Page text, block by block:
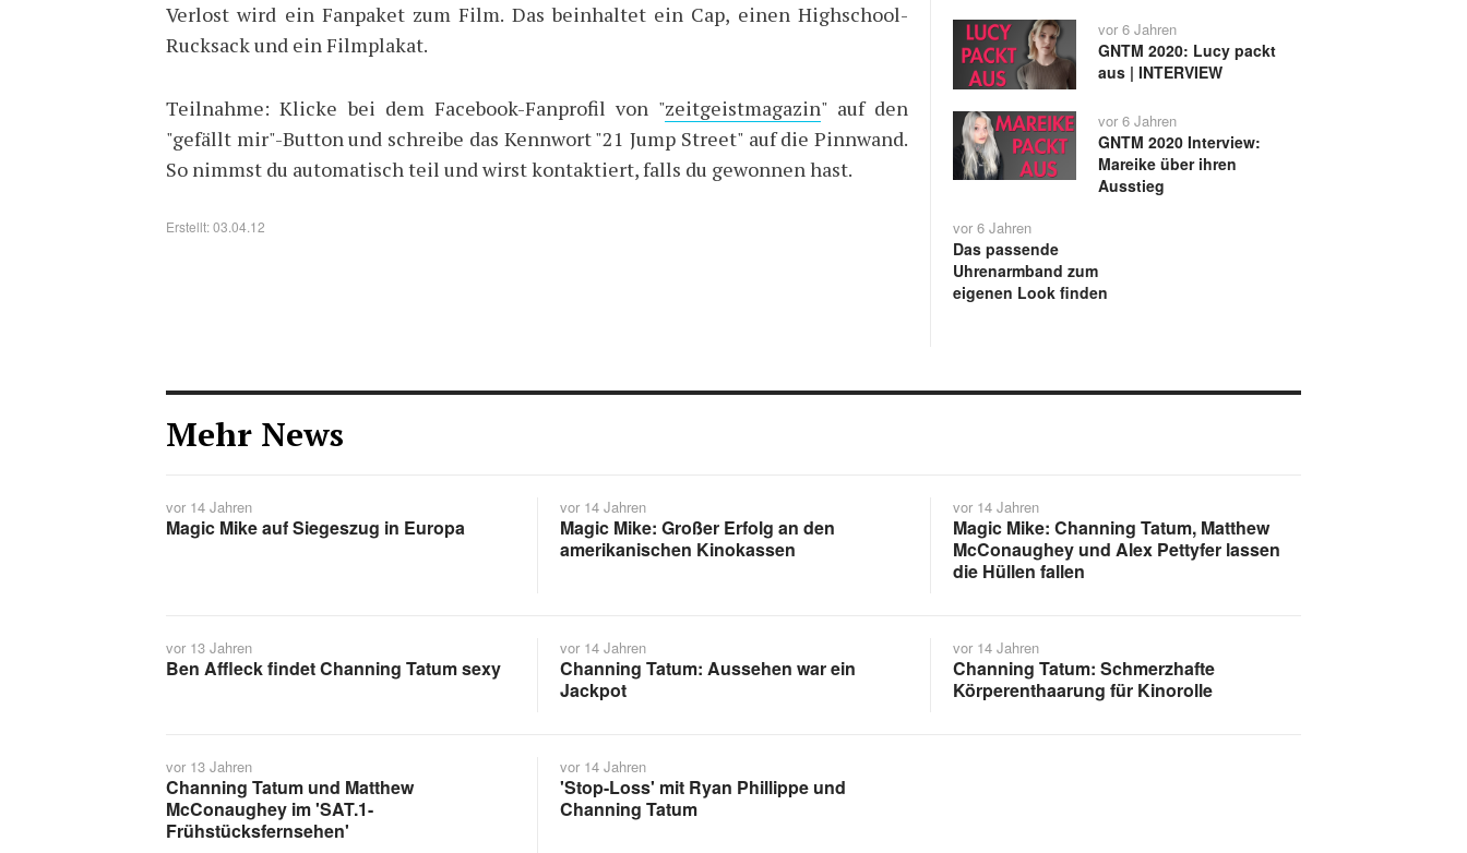
Verlost wird ein Fanpaket zum Film. Das beinhaltet ein Cap, einen Highschool-
Rucksack und ein Filmplakat.
Teilnahme: Klicke bei dem Facebook-Fanprofil von "zeitgeistmagazin" auf den
"gefällt mir"-Button und schreibe das Kennwort "21 Jump Street" auf die Pinnwand.
So nimmst du automatisch teil und wirst kontaktiert, falls du gewonnen hast.
Erstellt: 03.04.12
vor 6 Jahren
GNTM 2020: Lucy packt
aus | INTERVIEW
vor 6 Jahren
GNTM 2020 Interview:
Mareike über ihren
Ausstieg
vor 6 Jahren
Das passende
Uhrenarmband zum
eigenen Look finden
Mehr News
vor 14 Jahren
Magic Mike auf Siegeszug in Europa
vor 14 Jahren
Magic Mike: Großer Erfolg an den
amerikanischen Kinokassen
vor 14 Jahren
Magic Mike: Channing Tatum, Matthew
McConaughey und Alex Pettyfer lassen
die Hüllen fallen
vor 13 Jahren
Ben Affleck findet Channing Tatum sexy
vor 14 Jahren
Channing Tatum: Aussehen war ein
Jackpot
vor 14 Jahren
Channing Tatum: Schmerzhafte
Körperenthaarung für Kinorolle
vor 13 Jahren
Channing Tatum und Matthew
McConaughey im 'SAT.1-
Frühstücksfernsehen'
vor 14 Jahren
'Stop-Loss' mit Ryan Phillippe und
Channing Tatum